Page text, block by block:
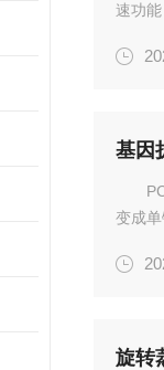
速功
化仪
基因
变成
沿着
旋转